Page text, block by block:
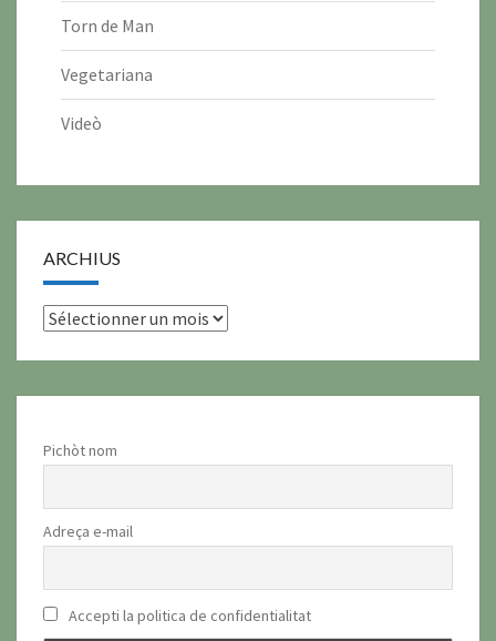
Torn de Man
Vegetariana
Videò
ARCHIUS
archius
Pichòt nom
Adreça e-mail
Accepti la politica de confidentialitat